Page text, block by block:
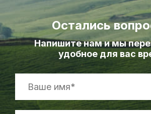
Остались
Напишите нам и мы
удобное для вас